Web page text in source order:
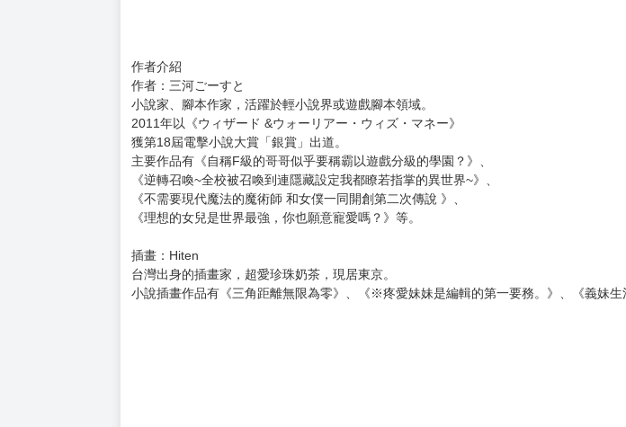
★在日本累積銷售超過14萬冊，廣受好評的戀愛生活小說！
內容簡介
高中生淺村悠太，由於父親再婚，和學年第一美少女綾瀨沙季成為同住一個屋簷下的兄
接近也不對立。沙季渴望親情而一直獨自努力，因此不懂得如何依賴別人，悠太也不曉
生活有多麼愜意……這是一個可能會發展成戀愛的故事。原本素昧平生的男女，一點一
作者介紹
作者：三河ごーすと
小說家、腳本作家，活躍於輕小說界或遊戲腳本領域。